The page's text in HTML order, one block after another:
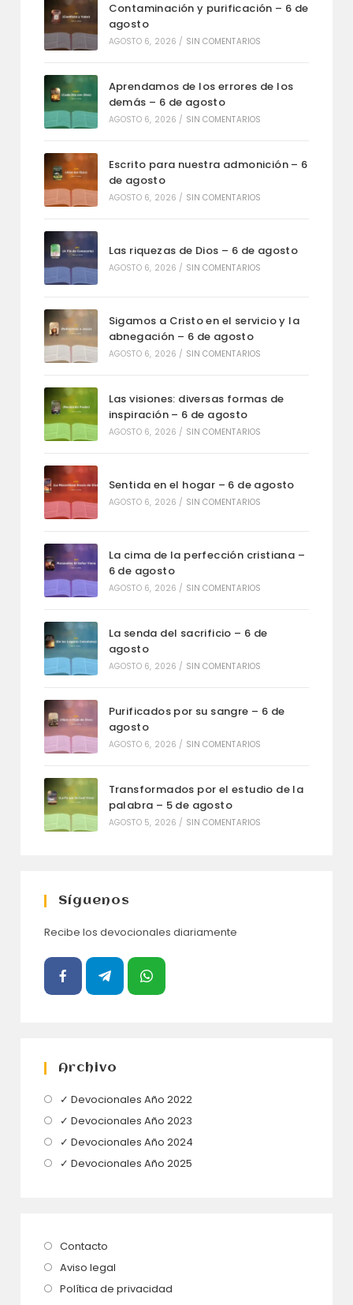
Contaminación y purificación – 6 de
agosto
AGOSTO 6, 2026 / SIN COMENTARIOS
Aprendamos de los errores de los
demás – 6 de agosto
AGOSTO 6, 2026 / SIN COMENTARIOS
Escrito para nuestra admonición – 6
de agosto
AGOSTO 6, 2026 / SIN COMENTARIOS
Las riquezas de Dios – 6 de agosto
AGOSTO 6, 2026 / SIN COMENTARIOS
Sigamos a Cristo en el servicio y la
abnegación – 6 de agosto
AGOSTO 6, 2026 / SIN COMENTARIOS
Las visiones: diversas formas de
inspiración – 6 de agosto
AGOSTO 6, 2026 / SIN COMENTARIOS
Sentida en el hogar – 6 de agosto
AGOSTO 6, 2026 / SIN COMENTARIOS
La cima de la perfección cristiana –
6 de agosto
AGOSTO 6, 2026 / SIN COMENTARIOS
La senda del sacrificio – 6 de
agosto
AGOSTO 6, 2026 / SIN COMENTARIOS
Purificados por su sangre – 6 de
agosto
AGOSTO 6, 2026 / SIN COMENTARIOS
Transformados por el estudio de la
palabra – 5 de agosto
AGOSTO 5, 2026 / SIN COMENTARIOS
Síguenos
Recibe los devocionales diariamente
Archivo
✓ Devocionales Año 2022Se
✓ Devocionales Año 2023
abre
✓ Devocionales Año 2024
✓ Devocionales Año 2025
Contacto
abre
en
Aviso legal
abre
Política de privacidad